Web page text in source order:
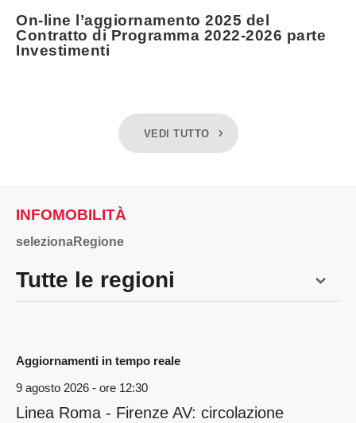
On-line l’aggiornamento 2025 del
Contratto di Programma 2022-2026 parte
Investimenti
VEDI TUTTO
INFOMOBILITÀ
selezionaRegione
Tutte le regioni
Aggiornamenti in tempo reale
9 agosto 2026 - ore 12:30
Linea Roma - Firenze AV: circolazione